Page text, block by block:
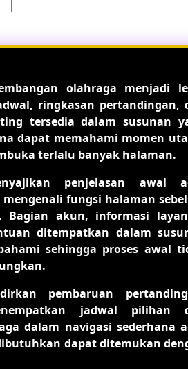
olahraga menjadi
ringkasan pertandingan,
tersedia dalam susunan
dapat memahami momen
terlalu banyak halaman.
penjelasan awal
fungsi halaman
Bagian akun, informasi
ditempatkan dalam
sehingga proses awal
pembaruan
jadwal pilihan
dalam navigasi sederhana
dapat ditemukan